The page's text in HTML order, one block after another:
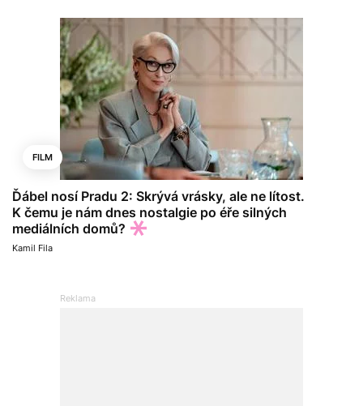
FILM
Ďábel nosí Pradu 2: Skrývá vrásky, ale ne lítost.
K čemu je nám dnes nostalgie po éře silných
mediálních domů?
Kamil Fila